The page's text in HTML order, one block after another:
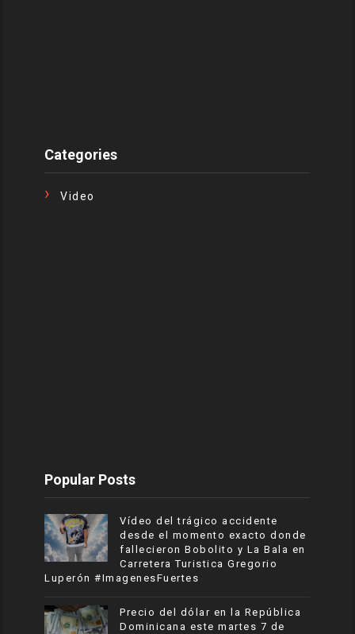
Categories
Video
Popular Posts
Vídeo del trágico accidente
desde el momento exacto donde
fallecieron Bobolito y La Bala en
Carretera Turistica Gregorio
Luperón #ImagenesFuertes
Precio del dólar en la República
Dominicana este martes 7 de